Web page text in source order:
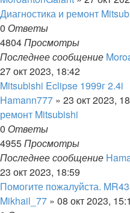
Диагностика и ремонт
0 Ответы
4804Просмотры
Последнее сообщение
27 окт 2023, 18:42
Mitsubishi Eclipse 1999г 2.4i
Hamann777 » 23 окт 2023,
ремонт Mitsubishi
0 Ответы
4955Просмотры
Последнее сообщение
23 окт 2023, 18:59
Помогите пожалуйста.
Mikhail_77 » 08 окт 2023,